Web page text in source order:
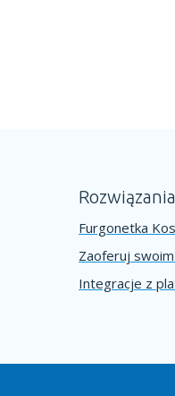
Furgonetka
Zaoferuj
Integracje z